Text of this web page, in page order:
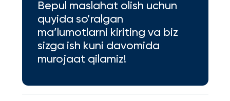
Bepul maslahat olish uchun
quyida so’ralgan
ma’lumotlarni kiriting va biz
sizga ish kuni davomida
murojaat qilamiz!